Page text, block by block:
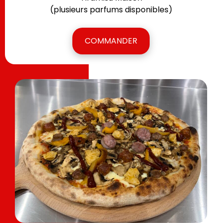
(plusieurs parfums disponibles)
COMMANDER